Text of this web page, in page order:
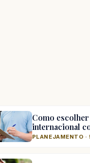
Como
internacional
PLANEJAMENTO ·